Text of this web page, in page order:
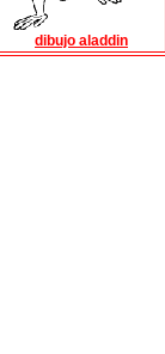
dibujo aladdin